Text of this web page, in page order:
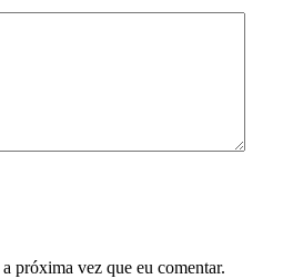
próxima vez que eu comentar.